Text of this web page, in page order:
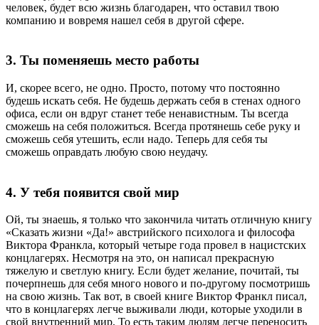
человек, будет всю жизнь благодарен, что оставил твою
компанию и вовремя нашел себя в другой сфере.
3. Ты поменяешь место работы
И, скорее всего, не одно. Просто, потому что постоянно
будешь искать себя. Не будешь держать себя в стенах одного
офиса, если он вдруг станет тебе ненавистным. Ты всегда
сможешь на себя положиться. Всегда протянешь себе руку и
сможешь себя утешить, если надо. Теперь для себя ты
сможешь оправдать любую свою неудачу.
4. У тебя появится свой мир
Ой, ты знаешь, я только что закончила читать отличную книгу
«Сказать жизни «Да!» австрийского психолога и философа
Виктора Франкла, который четыре года провел в нацистских
концлагерях. Несмотря на это, он написал прекрасную
тяжелую и светлую книгу. Если будет желание, почитай, ты
почерпнешь для себя много нового и по-другому посмотришь
на свою жизнь. Так вот, в своей книге Виктор Франкл писал,
что в концлагерях легче выживали люди, которые уходили в
свой внутренний мир. То есть таким людям легче переносить